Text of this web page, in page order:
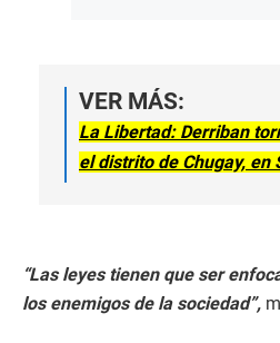
VER MÁS:
La Libertad: Derriban
el distrito de Chugay, en
“Las leyes tienen que ser
los enemigos de la sociedad”,